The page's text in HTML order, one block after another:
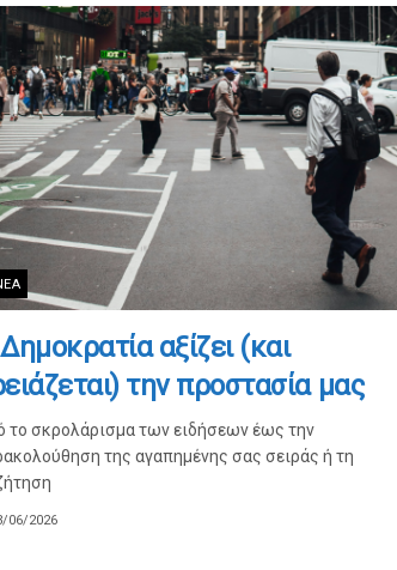
αξίζει (και
την προστασία μας
το σκρολάρισμα των ειδήσεων έως την
της αγαπημένης σας σειράς ή τη
06/2026